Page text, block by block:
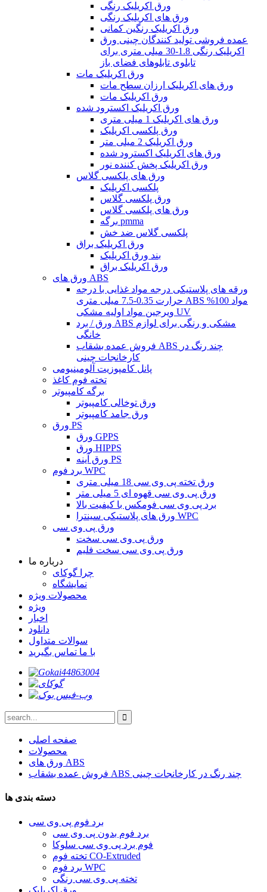
ورق اکریلیک رنگی
ورق های اکریلیک رنگی
ورق اکریلیک رنگین کمانی
عمده فروشی تولید کنندگان چینی ورق
اکریلیک رنگی 1.8-30 میلی متری برای
تابلوی تابلوهای فضای باز
ورق اکریلیک مات
ورق های اکریلیک ارزان سطح مات
ورق اکریلیک مات
ورق اکریلیک اکسترود شده
ورق های اکریلیک 1 میلی متری
ورق پلکسی اکریلیک
ورق اکریلیک 2 میلی متر
ورق های اکریلیک اکسترود شده
ورق اکریلیک پخش کننده نور
ورق های پلکسی گلاس
پلکسی اکریلیک
ورق پلکسی گلاس
ورق های پلکسی گلاس
برگه pmma
پلکسی گلاس ضد خش
ورق اکریلیک براق
بند ورق اکریلیک
ورق اکریلیک براق
ورق های ABS
ورقه های پلاستیکی درجه مواد غذایی با درجه
حرارت 0.35-7.5 میلی متری ABS مواد 100%
ویرجین مواد اولیه مشکی UV
ورق / برد ABS مشکی و رنگی برای لوازم
خانگی
فروش عمده بشقاب ABS چند رنگ در
کارخانجات چینی
پانل کامپوزیت آلومینیومی
تخته فوم کاغذ
برگه کامپیوتر
ورق توخالی کامپیوتر
ورق جامد کامپیوتر
ورق PS
ورق GPPS
ورق HIPPS
ورق آینه PS
برد فوم WPC
ورق تخته پی وی سی 18 میلی متری
ورق پی وی سی قهوه ای 5 میلی متر
برد پی وی سی فومکس با کیفیت بالا
ورق های پلاستیکی سینترا WPC
ورق پی وی سی
ورق پی وی سی سخت
ورق پی وی سی سخت فلیم
درباره ما
چرا گوکای
نمایشگاه
محصولات ویژه
ویژه
اخبار
دانلود
سوالات متداول
با ما تماس بگیرید
صفحه اصلی
محصولات
ورق های ABS
فروش عمده بشقاب ABS چند رنگ در کارخانجات چینی
دسته بندی ها
برد فوم پی وی سی
برد فوم بدون پی وی سی
فوم برد پی وی سی سلوکا
تخته فوم CO-Extruded
برد فوم WPC
تخته پی وی سی رنگی
ورق اکریلیک